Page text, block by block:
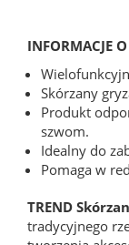
INFORMACJE
Skórzany
Produkt
szwom.
Idealny do
Pomaga w
TREND
tradycyjnego